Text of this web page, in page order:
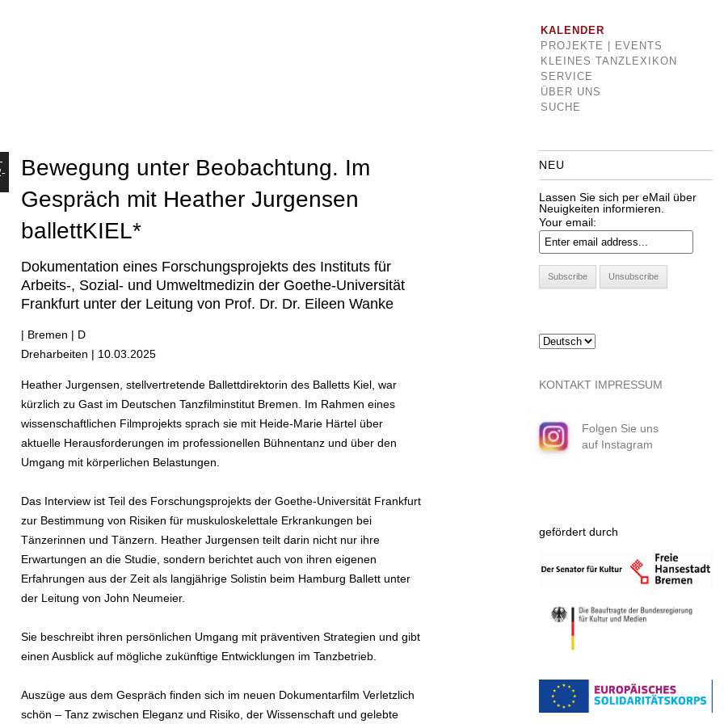
KALENDER
PROJEKTE | EVENTS
KLEINES TANZLEXIKON
SERVICE
ÜBER UNS
SUCHE
Bewegung unter Beobachtung. Im
Gespräch mit Heather Jurgensen
ballettKIEL*
Dokumentation eines Forschungsprojekts des Instituts für
Arbeits-, Sozial- und Umweltmedizin der Goethe-Universität
Frankfurt unter der Leitung von Prof. Dr. Dr. Eileen Wanke
| Bremen | D
Dreharbeiten | 10.03.2025
Heather Jurgensen, stellvertretende Ballettdirektorin des Balletts Kiel, war
kürzlich zu Gast im Deutschen Tanzfilminstitut Bremen. Im Rahmen eines
wissenschaftlichen Filmprojekts sprach sie mit Heide-Marie Härtel über
aktuelle Herausforderungen im professionellen Bühnentanz und über den
Umgang mit körperlichen Belastungen.
Das Interview ist Teil des Forschungsprojekts der Goethe-Universität Frankfurt
zur Bestimmung von Risiken für muskuloskelettale Erkrankungen bei
Tänzerinnen und Tänzern. Heather Jurgensen teilt darin nicht nur ihre
Erwartungen an die Studie, sondern berichtet auch von ihren eigenen
Erfahrungen aus der Zeit als langjährige Solistin beim Hamburg Ballett unter
der Leitung von John Neumeier.
Sie beschreibt ihren persönlichen Umgang mit präventiven Strategien und gibt
einen Ausblick auf mögliche zukünftige Entwicklungen im Tanzbetrieb.
Auszüge aus dem Gespräch finden sich im neuen Dokumentarfilm Verletzlich
schön – Tanz zwischen Eleganz und Risiko, der Wissenschaft und gelebte
NEU
Lassen Sie sich per eMail über
Neuigkeiten informieren.
Your email:
KONTAKT IMPRESSUM
Folgen Sie uns
auf Instagram
gefördert durch